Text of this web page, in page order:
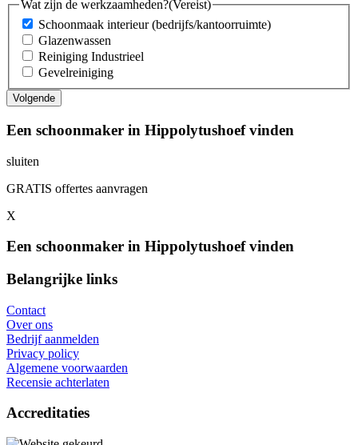
Wat zijn de werkzaamheden?(Vereist)
Schoonmaak interieur (bedrijfs/kantoorruimte)
Glazenwassen
Reiniging Industrieel
Gevelreiniging
Een schoonmaker in Hippolytushoef vinden
sluiten
GRATIS offertes aanvragen
X
Een schoonmaker in Hippolytushoef vinden
Belangrijke links
Contact
Over ons
Bedrijf aanmelden
Privacy policy
Algemene voorwaarden
Recensie achterlaten
Accreditaties